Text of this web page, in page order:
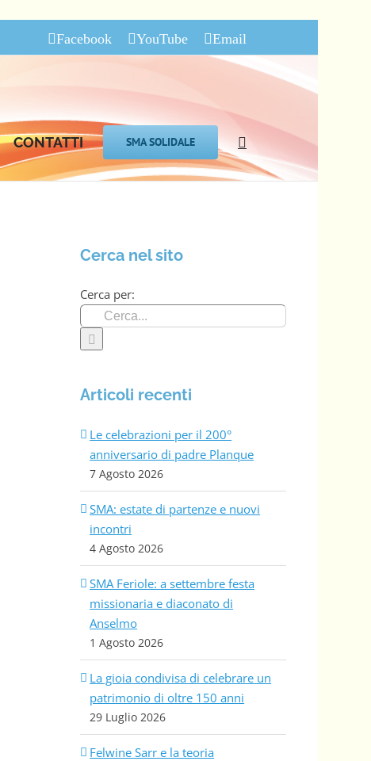
Facebook YouTube
Email
CONTATTI SMA SOLIDALE
Cerca nel sito
Cerca per:
Articoli recenti
Le celebrazioni per il 200°
anniversario di padre Planque
7 Agosto 2026
SMA: estate di partenze e nuovi
incontri
4 Agosto 2026
SMA Feriole: a settembre festa
missionaria e diaconato di
Anselmo
1 Agosto 2026
La gioia condivisa di celebrare un
patrimonio di oltre 150 anni
29 Luglio 2026
Felwine Sarr e la teoria